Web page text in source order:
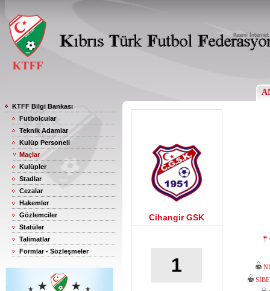
KTFF Bilgi Bankası
Futbolcular
Teknik Adamlar
Kulüp Personeli
Maçlar
Kulüpler
Stadlar
Cezalar
Hakemler
Gözlemciler
Statüler
Talimatlar
Formlar - Sözleşmeler
Cihangir GSK
1